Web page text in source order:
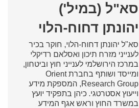
סא"ל (במיל')
יהונתן דחוח-הלוי
סא"ל יהונתן דחוח-הלוי, חוקר בכיר
לענייני מזרח תיכון ואסלאם רדיקלי
במרכז הירושלמי לענייני חוץ וביטחון,
ומייסד ושותף בחברת Orient
Research Group, המספקת מידע
וייעוץ אסטרטגי. כיהן בתפקיד יועץ
במשרד החוץ וראש אגף המידע